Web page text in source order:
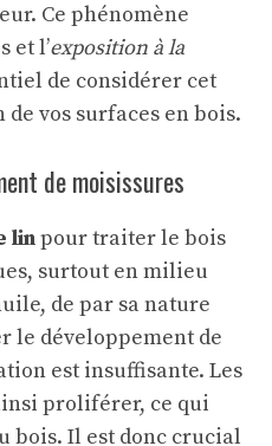
Ce phénomène
et l’exposition à la
de considérer cet
de vos surfaces en bois.
de moisissures
linpour traiter le bois
surtout en milieu
de par sa nature
le développement de
est insuffisante. Les
proliférer, ce qui
bois. Il est donc crucial